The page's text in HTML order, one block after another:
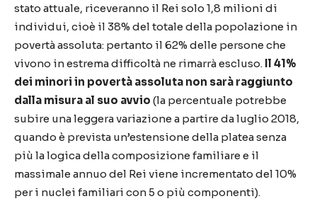
stato attuale, riceveranno il Rei solo 1,8 milioni di
individui, cioè il 38% del totale della popolazione in
povertà assoluta: pertanto il 62% delle persone che
vivono in estrema difficoltà ne rimarrà escluso. Il 41%
dei minori in povertà assoluta non sarà raggiunto
dalla misura al suo avvio (la percentuale potrebbe
subire una leggera variazione a partire da luglio 2018,
quando è prevista un’estensione della platea senza
più la logica della composizione familiare e il
massimale annuo del Rei viene incrementato del 10%
per i nuclei familiari con 5 o più componenti).